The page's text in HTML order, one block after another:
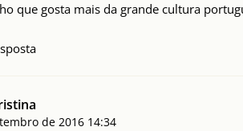
que gosta mais da grande cultura
de 2016 14:34